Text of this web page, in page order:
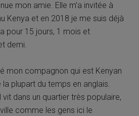
mon amie. Elle m’a invitée à
Kenya et en 2018 je me suis déjà
pour 15 jours, 1 mois et
demi.
mon compagnon qui est Kenyan
plupart du temps en anglais.
dans un quartier très populaire,
comme les gens ici le